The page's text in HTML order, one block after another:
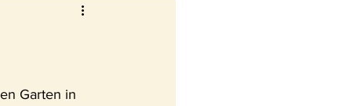
Garten in